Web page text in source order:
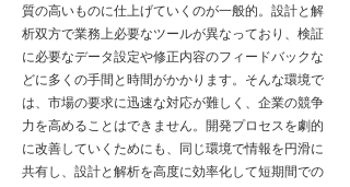
質の高いものに仕上げていくのが一般的。設計と解
析双方で業務上必要なツールが異なっており、検証
に必要なデータ設定や修正内容のフィードバックな
どに多くの手間と時間がかかります。そんな環境で
は、市場の要求に迅速な対応が難しく、企業の競争
力を高めることはできません。開発プロセスを劇的
に改善していくためにも、同じ環境で情報を円滑に
共有し、設計と解析を高度に効率化して短期間での